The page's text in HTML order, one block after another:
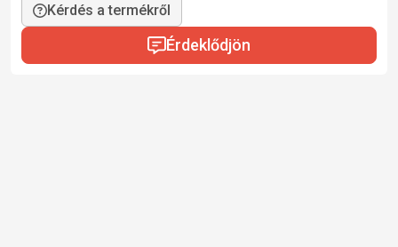
Kérdés a termékről
Érdeklődjön